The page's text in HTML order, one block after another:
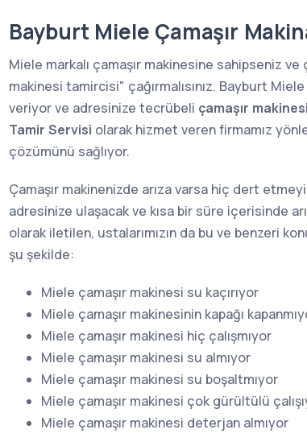
Bayburt Miele Çamaşır
Miele markalı çamaşır makinesine sahipseniz ve
makinesi tamircisi" çağırmalısınız. Bayburt
veriyor ve adresinize tecrübeli çamaşır
Tamir Servisi olarak hizmet veren firmamız
çözümünü sağlıyor.
Çamaşır makinenizde arıza varsa hiç dert
adresinize ulaşacak ve kısa bir süre içerisinde
olarak iletilen, ustalarımızın da bu ve benzeri
şu şekilde:
Miele çamaşır makinesi su kaçırıyor
Miele çamaşır makinesinin kapağı
Miele çamaşır makinesi hiç çalışmıyor
Miele çamaşır makinesi su almıyor
Miele çamaşır makinesi su boşaltmıyor
Miele çamaşır makinesi çok gürültülü
Miele çamaşır makinesi deterjan almıyor